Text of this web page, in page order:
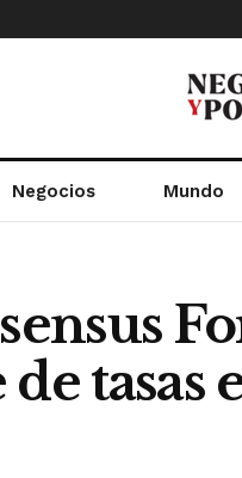
Negocios Mundo
tasas